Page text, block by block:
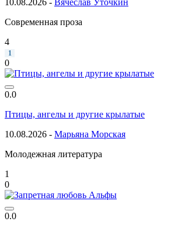
Современная проза
4
1
0
0.0
Птицы, ангелы и другие крылатые
10.08.2026 - Марьяна Морская
Молодежная литература
1
0
0.0